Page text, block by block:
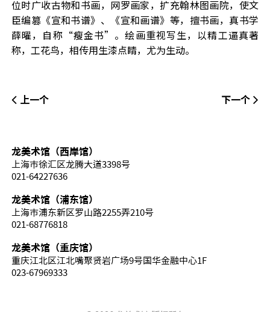
位时广收古物和书画，网罗画家，扩充翰林图画院，使文
臣编篡《宣和书谱》、《宣和画谱》等，擅书画，真书学
薛曜，自称“瘦金书”。绘画重视写生，以精工逼真著
称，工花鸟，相传用生漆点睛，尤为生动。
上一个 下一个
龙美术馆（西岸馆）
上海市徐汇区龙腾大道3398号
021-64227636
龙美术馆（浦东馆）
上海市浦东新区罗山路2255弄210号
021-68776818
龙美术馆（重庆馆）
重庆江北区江北嘴聚贤岩广场9号国华金融中心1F
023-67969333